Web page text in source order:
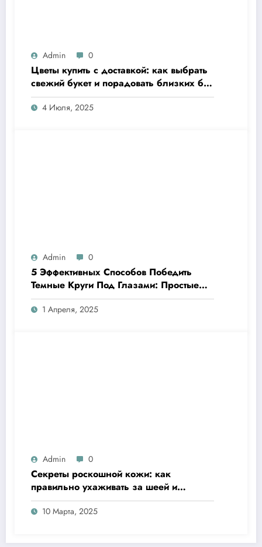
Admin 0
Цветы купить с доставкой: как выбрать
свежий букет и порадовать близких без
хлопот
4 Июля, 2025
Admin 0
5 Эффективных Способов Победить
Темные Круги Под Глазами: Простые
Решения для Яркого Взгляда!
1 Апреля, 2025
Admin 0
Секреты роскошной кожи: как
правильно ухаживать за шеей и
декольте
10 Марта, 2025